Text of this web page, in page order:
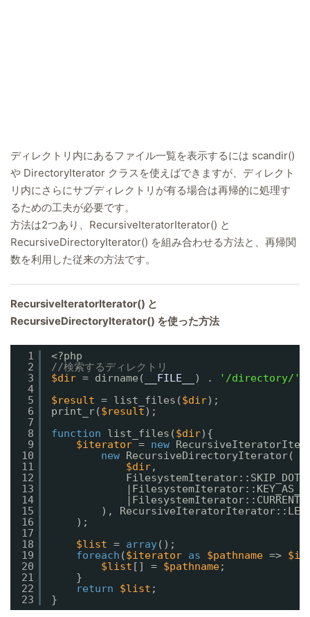
ディレクトリ内にあるファイル一覧を表示するには scandir()
や DirectoryIterator クラスを使えばできますが、ディレクト
リ内にさらにサブディレクトリが有る場合は再帰的に処理す
るための工夫が必要です。
方法は2つあり、RecursiveIteratorIterator() と
RecursiveDirectoryIterator() を組み合わせる方法と、再帰関
数を利用した従来の方法です。
RecursiveIteratorIterator() と
RecursiveDirectoryIterator() を使った方法
1
2
3
4
5
6
7
8
9
10
11
12
13
14
15
16
17
18
19
20
21
22
23
<?php
//検索するディレクトリ
$dir = dirname( __FILE__ ) . '/directory/'
$result = list_files($dir);
print_r($result);
function
list_files($dir){
$iterator = new
new RecursiveDirectoryIterator(
$dir,
FilesystemIterator::SKIP_DOTS
),
);
$list = array();
foreach ($iterator as $pathname =>
$list [] = $pathname;
}
return
$list ;
}